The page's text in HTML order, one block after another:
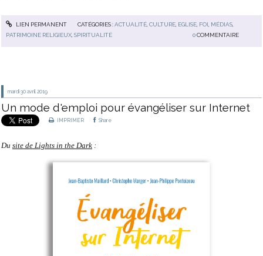
LIEN PERMANENT CATÉGORIES :ACTUALITÉ, CULTURE, EGLISE, FOI MÉDIAS,
PATRIMOINE RELIGIEUX,SPIRITUALITÉ 0 COMMENTAIRE
mardi 30 avril 2019
Un mode d'emploi pour évangéliser sur Internet
IMPRIMER Share
Du site de Lights in the Dark :